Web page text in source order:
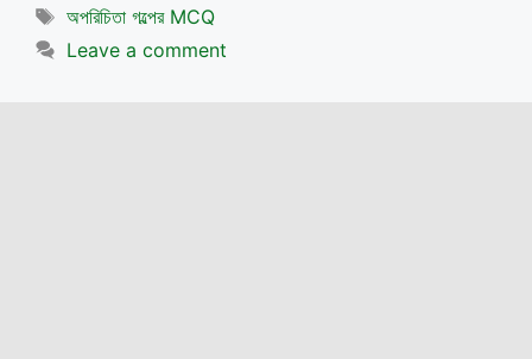
Tags
অপরিচিতা গল্পের MCQ
Leave a comment